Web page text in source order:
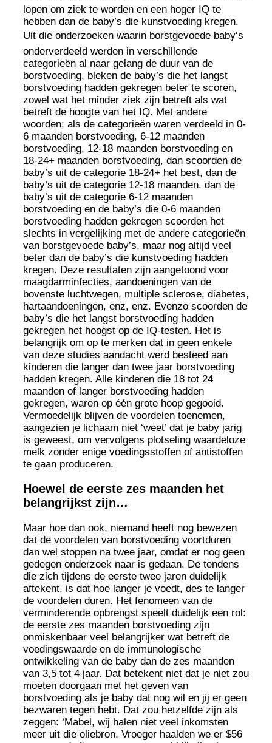
lopen om ziek te worden en een hoger IQ te
hebben dan de baby’s die kunstvoeding kregen.
Uit die onderzoeken waarin borstgevoede baby‘s
onderverdeeld werden in verschillende
categorieën al naar gelang de duur van de
borstvoeding, bleken de baby’s die het langst
borstvoeding hadden gekregen beter te scoren,
zowel wat het minder ziek zijn betreft als wat
betreft de hoogte van het IQ. Met andere
woorden: als de categorieën waren verdeeld in 0-
6 maanden borstvoeding, 6-12 maanden
borstvoeding, 12-18 maanden borstvoeding en
18-24+ maanden borstvoeding, dan scoorden de
baby’s uit de categorie 18-24+ het best, dan de
baby’s uit de categorie 12-18 maanden, dan de
baby’s uit de categorie 6-12 maanden
borstvoeding en de baby’s die 0-6 maanden
borstvoeding hadden gekregen scoorden het
slechts in vergelijking met de andere categorieën
van borstgevoede baby’s, maar nog altijd veel
beter dan de baby’s die kunstvoeding hadden
kregen. Deze resultaten zijn aangetoond voor
maagdarminfecties, aandoeningen van de
bovenste luchtwegen, multiple sclerose, diabetes,
hartaandoeningen, enz, enz. Evenzo scoorden de
baby’s die het langst borstvoeding hadden
gekregen het hoogst op de IQ-testen. Het is
belangrijk om op te merken dat in geen enkele
van deze studies aandacht werd besteed aan
kinderen die langer dan twee jaar borstvoeding
hadden kregen. Alle kinderen die 18 tot 24
maanden of langer borstvoeding hadden
gekregen, waren op één grote hoop gegooid.
Vermoedelijk blijven de voordelen toenemen,
aangezien je lichaam niet ‘weet’ dat je baby jarig
is geweest, om vervolgens plotseling waardeloze
melk zonder enige voedingsstoffen of antistoffen
te gaan produceren.
Hoewel de eerste zes maanden het
belangrijkst zijn…
Maar hoe dan ook, niemand heeft nog bewezen
dat de voordelen van borstvoeding voortduren
dan wel stoppen na twee jaar, omdat er nog geen
gedegen onderzoek naar is gedaan. De tendens
die zich tijdens de eerste twee jaren duidelijk
aftekent, is dat hoe langer je voedt, des te langer
de voordelen duren. Het fenomeen van de
verminderende opbrengst speelt duidelijk een rol:
de eerste zes maanden borstvoeding zijn
onmiskenbaar veel belangrijker wat betreft de
voedingswaarde en de immunologische
ontwikkeling van de baby dan de zes maanden
van 3,5 tot 4 jaar. Dat betekent niet dat je niet zou
moeten doorgaan met het geven van
borstvoeding als je baby dat nog wil en jij er geen
bezwaren tegen hebt. Dat zou hetzelfde zijn als
zeggen: ‘Mabel, wij halen niet veel inkomsten
meer uit die oliebron. Vroeger haalden we er $56